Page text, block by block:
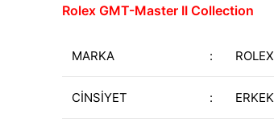
Rolex GMT-Master II Collection
MARKA : ROLEX
CİNSİYET : ERKEK